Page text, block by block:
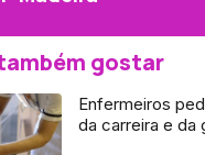
gostar
Enfermeiros
da carreira e da